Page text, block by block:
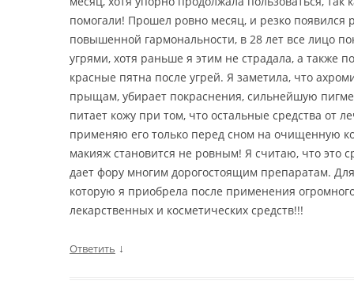
помогали! Прошел ровно месяц, и резко появился
повышенной гармональности, в 28 лет все лицо
угрями, хотя раньше я этим не страдала, а также
красные пятна после угрей. Я заметила, что
прыщам, убирает покраснения, сильнейшую
питает кожу при том, что остальные средства от
применяю его только перед сном на очищенную
макияж становится не ровным! Я считаю, что это
дает фору многим дорогостоящим препаратам.
которую я приобрела после применения
лекарственных и косметических средств!!!
Ответить ↓